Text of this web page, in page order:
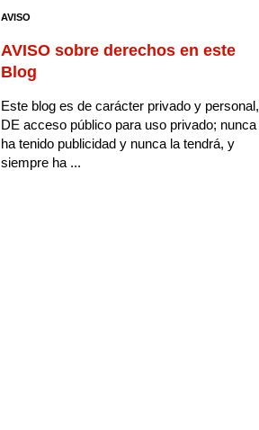
AVISO
AVISO sobre derechos en este
Blog
Este blog es de carácter privado y personal,
DE acceso público para uso privado; nunca
ha tenido publicidad y nunca la tendrá, y
siempre ha ...